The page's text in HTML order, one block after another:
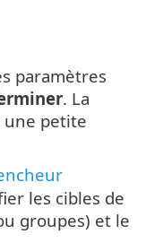
paramètres
. La
une petite
les cibles de
groupes) et le